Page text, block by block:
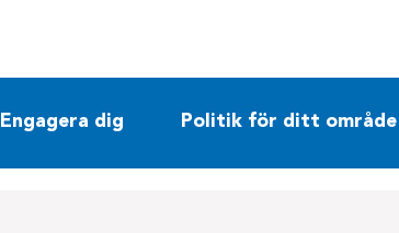
Engagera dig Politik för ditt område